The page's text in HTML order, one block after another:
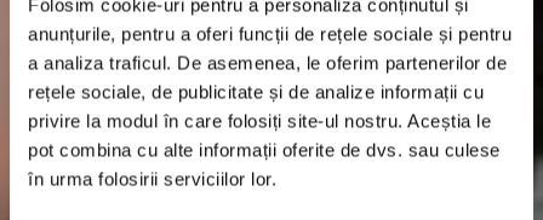
Folosim cookie-uri pentru a personaliza conținutul și
anunțurile, pentru a oferi funcții de rețele sociale și pentru
a analiza traficul. De asemenea, le oferim partenerilor de
rețele sociale, de publicitate și de analize informații cu
privire la modul în care folosiți site-ul nostru. Aceștia le
pot combina cu alte informații oferite de dvs. sau culese
în urma folosirii serviciilor lor.